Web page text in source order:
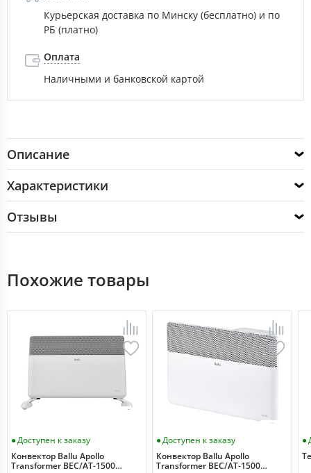
Курьерская доставка по Минску (бесплатно) и по
РБ (платно)
Оплата
Наличными и банковской картой
Описание
Характеристики
Отзывы
Похожие товары
Доступен к заказу
Конвектор Ballu Apollo
Transformer BEC/AT-1500
Доступен к заказу
Конвектор Ballu Apollo
Transformer BEC/AT-1500